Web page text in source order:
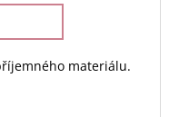
materiálu.